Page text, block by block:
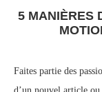
5 MANIÈRES
Faites partie des